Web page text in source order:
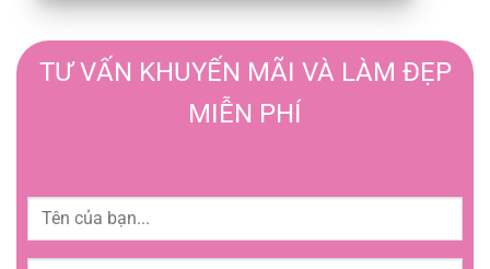
TƯ VẤN KHUYẾN MÃI VÀ LÀM ĐẸP
MIỄN PHÍ